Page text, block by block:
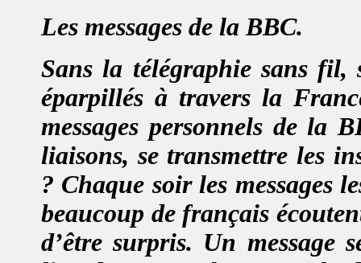
Les messages de la BBC.
Sans la télégraphie sans fil,
éparpillés à travers la
messages personnels de la
liaisons, se transmettre les
? Chaque soir les messages
beaucoup de français
d’être surpris. Un message